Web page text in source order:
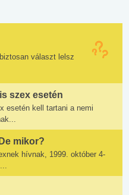
választ lelsz
szex esetén
esetén kell tartani a nemi
mikor?
hívnak, 1999. október 4-